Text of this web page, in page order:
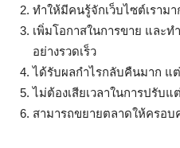
ทำให้มีคนรู้จักเว็บไซต์เราม
เพิ่มโอกาสในการขาย และ
อย่างรวดเร็ว
ได้รับผลกำไรกลับคืนมาก แ
ไม่ต้องเสียเวลาในการปรับแ
สามารถขยายตลาดให้ครอบ